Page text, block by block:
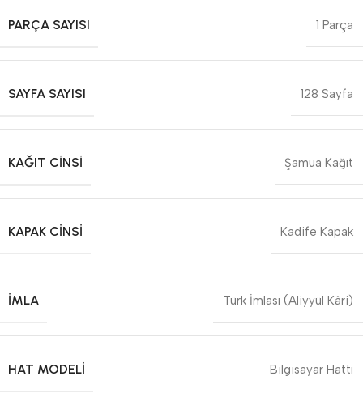
PARÇA SAYISI 1 Parça
SAYFA SAYISI 128 Sayfa
KAĞIT CINSI Şamua Kağıt
KAPAK CINSI Kadife Kapak
İMLA Türk İmlası (Aliyyül Kâri)
HAT MODELI Bilgisayar Hattı